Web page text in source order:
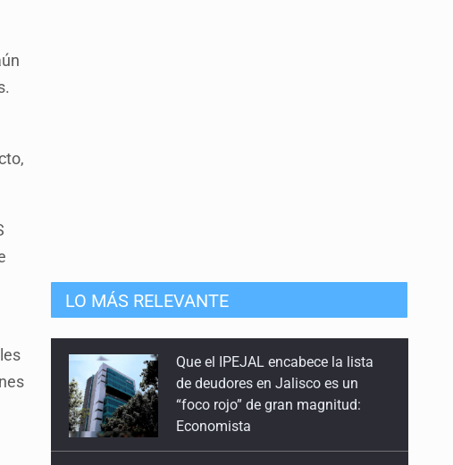
Debilidad del dólar
18 de Febrero de 2026
Día Mundial Contra el Cáncer
4 de Febrero de 2026
LO MÁS RELEVANTE“foco rojo” de gran magnitud:
Economista
Catean centro de operaciones de
fraude inmobiliario en Zapopan